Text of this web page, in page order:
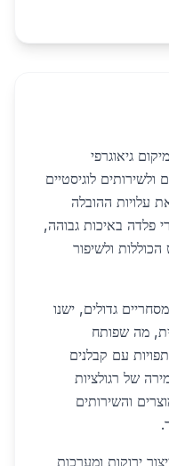
גיאוגרפי
לוגיסטיים
עלויות ההובלה
פלדה באיכות גבוהה,
ולשיפור
גדולים, ישנו
מה שפותח
עם קבלנים
של רגולציות
והשירותים
ירוקות ומערכות